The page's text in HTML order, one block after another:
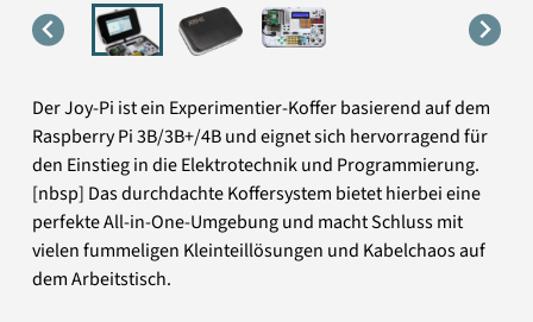
Der Joy-Pi ist ein Experimentier-Koffer basierend auf dem
Raspberry Pi 3B/3B+/4B und eignet sich hervorragend für
den Einstieg in die Elektrotechnik und Programmierung.
[nbsp] Das durchdachte Koffersystem bietet hierbei eine
perfekte All-in-One-Umgebung und macht Schluss mit
vielen fummeligen Kleinteillösungen und Kabelchaos auf
dem Arbeitstisch.